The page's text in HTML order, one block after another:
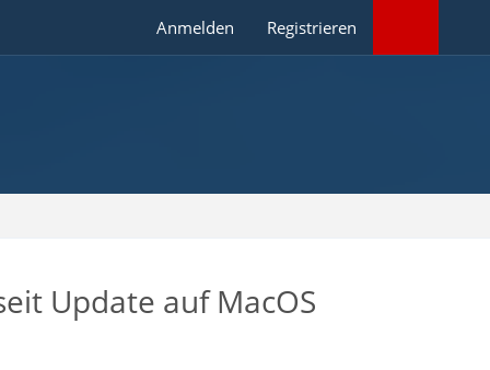
Anmelden Registrieren
Update auf MacOS